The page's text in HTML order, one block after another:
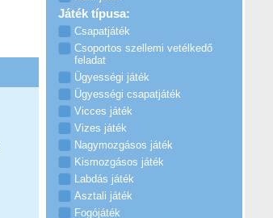
Játék típusa:
Csapatjáték
Csoportos szellemi vetélkedő
feladat
Ügyességi játék
Ügyességi csapatjáték
Vicces játék
Vizes játék
Nagymozgásos játék
Kismozgásos játék
Labdás játék
Asztali játék
Fogójáték